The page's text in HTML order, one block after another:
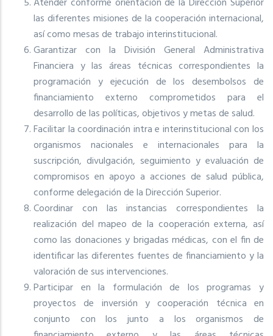
Atender conforme orientación de la Dirección Superior
las diferentes misiones de la cooperación internacional,
así como mesas de trabajo interinstitucional.
Garantizar con la División General Administrativa
Financiera y las áreas técnicas correspondientes la
programación y ejecución de los desembolsos de
financiamiento externo comprometidos para el
desarrollo de las políticas, objetivos y metas de salud.
Facilitar la coordinación intra e interinstitucional con los
organismos nacionales e internacionales para la
suscripción, divulgación, seguimiento y evaluación de
compromisos en apoyo a acciones de salud pública,
conforme delegación de la Dirección Superior.
Coordinar con las instancias correspondientes la
realización del mapeo de la cooperación externa, así
como las donaciones y brigadas médicas, con el fin de
identificar las diferentes fuentes de financiamiento y la
valoración de sus intervenciones.
Participar en la formulación de los programas y
proyectos de inversión y cooperación técnica en
conjunto con los junto a los organismos de